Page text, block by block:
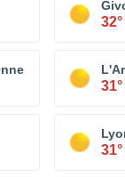
32°
31°
31°